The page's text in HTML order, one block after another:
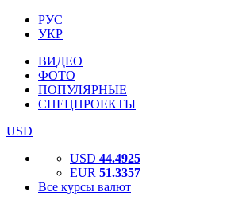
РУС
УКР
ВИДЕО
ФОТО
ПОПУЛЯРНЫЕ
СПЕЦПРОЕКТЫ
USD
USD 44.4925
EUR 51.3357
Все курсы валют